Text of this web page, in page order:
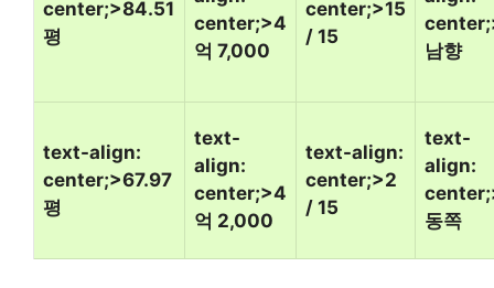
center;>84.51
평
center;>4
억 7,000
center;>15
/ 15
남향
text-align:
center;>67.97
평
text-
align:
center;>4
억 2,000
text-align:
center;>2
/ 15
text-
align:
동쪽